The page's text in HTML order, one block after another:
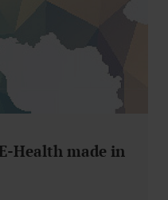
Health made in